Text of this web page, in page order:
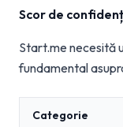
Scor de
Start.me necesită
fundamental
Categorie